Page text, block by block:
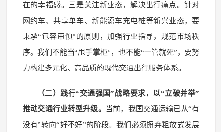
在的幸福感。三是关注新业态，解决出行痛点。针对
网约车、共享单车、新能源车充电桩等新兴业态，要
秉承“包容审慎”的原则，加强行业指导，规范市场秩
序。我们不能当“甩手掌柜”，也不能“一管就死”，要努
力构建多元化、高品质的现代交通出行服务体系。
（二）践行“交通强国”战略要求，以“立破并举”
推动交通行业转型升级。
当前，我国交通运输已从“有
没有”转向“好不好”的阶段。我们必须摒弃粗放式发展